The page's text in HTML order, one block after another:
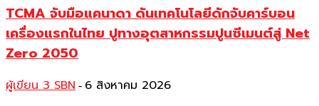
TCMA จับมือแคนาดา ดันเทคโนโลยีดักจับคาร์บอน
เครื่องแรกในไทย ปูทางอุตสาหกรรมปูนซีเมนต์สู่ Net
Zero 2050
ผู้เขียน 3 SBN - 6 สิงหาคม 2026